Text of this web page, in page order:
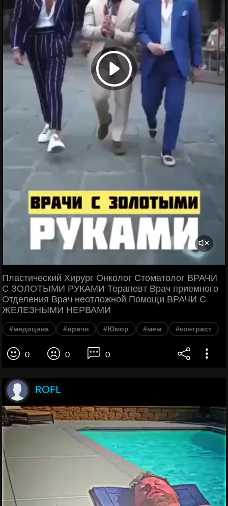
Пластический Хирург Онколог Стоматолог ВРАЧИ
С ЗОЛОТЫМИ РУКАМИ Терапевт Врач приемного
Отделения Врач неотложной Помощи ВРАЧИ С
ЖЕЛЕЗНЫМИ НЕРВАМИ
#медицина #врачи #Юмор #мем #контраст
0 0 0
ROFL